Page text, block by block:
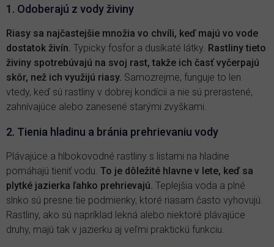
1. Odoberajú z vody živiny
Riasy sa najčastejšie množia vo chvíli, keď majú vo vode
dostatok živín. Typicky fosfor a dusíkaté látky. Rastliny tieto
živiny spotrebúvajú na svoj rast, takže ich časť vyčerpajú
skôr, než ich využijú riasy. Samozrejme, funguje to len
vtedy, keď sú rastliny v dobrej kondícii a nie sú prerastené,
zahnívajúce alebo zanesené starými zvyškami.
2. Tienia hladinu a bránia prehrievaniu vody
Plávajúce a hlbokovodné rastliny s listami na hladine
pomáhajú tieniť vodu. To je dôležité hlavne v lete, keď sa
plytké jazierka ľahko prehrievajú. Teplejšia voda a plné
slnko sú presne tie podmienky, ktoré riasam často vyhovujú.
Rastliny, ako sú napríklad lekná alebo niektoré plávajúce
druhy, majú tak v jazierku aj veľmi praktickú funkciu.